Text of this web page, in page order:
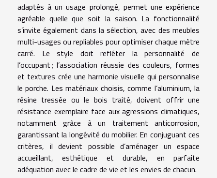
adaptés à un usage prolongé, permet une expérience
agréable quelle que soit la saison. La fonctionnalité
s’invite également dans la sélection, avec des meubles
multi-usages ou repliables pour optimiser chaque mètre
carré. Le style doit refléter la personnalité de
l’occupant ; l’association réussie des couleurs, formes
et textures crée une harmonie visuelle qui personnalise
le porche. Les matériaux choisis, comme l’aluminium, la
résine tressée ou le bois traité, doivent offrir une
résistance exemplaire face aux agressions climatiques,
notamment grâce à un traitement anticorrosion,
garantissant la longévité du mobilier. En conjuguant ces
critères, il devient possible d’aménager un espace
accueillant, esthétique et durable, en parfaite
adéquation avec le cadre de vie et les envies de chacun.